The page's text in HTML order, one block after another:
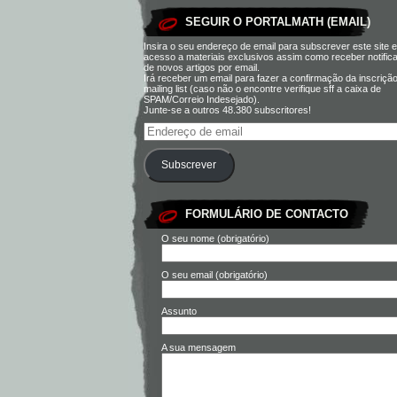
SEGUIR O PORTALMATH (EMAIL)
Insira o seu endereço de email para subscrever este site
acesso a materiais exclusivos assim como receber
de novos artigos por email.
Irá receber um email para fazer a confirmação da
mailing list (caso não o encontre verifique sff a caixa de
SPAM/Correio Indesejado).
Junte-se a outros 48.380 subscritores!
Subscrever
FORMULÁRIO DE CONTACTO
O seu nome (obrigatório)
O seu email (obrigatório)
Assunto
A sua mensagem